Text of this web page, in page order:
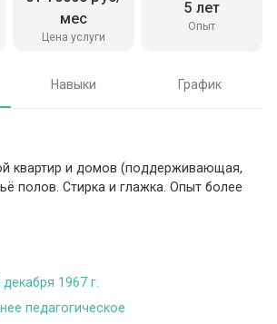
Цена услуги
мес
Опыт
5 лет
Навыки График
квартир и домов (поддерживающая,
полов. Стирка и глажка. Опыт более
декабря 1967 г.
педагогическое